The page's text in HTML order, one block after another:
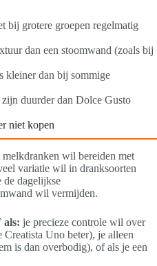
bij grotere groepen regelmatig
dan een stoomwand (zoals bij
kleiner dan bij sommige
duurder dan Dolce Gusto
niet kopen
melkdranken wil bereiden met
variatie wil in dranksoorten
de dagelijkse
wil vermijden.
als: je precieze controle wil over
Uno beter), je alleen
is dan overbodig), of als je een